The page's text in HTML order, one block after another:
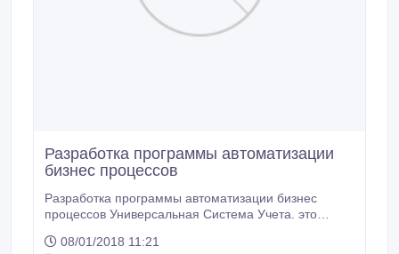
Разработка программы автоматизации
бизнес процессов
Разработка программы автоматизации бизнес
процессов Универсальная Система Учета. это
работы предприятий с любым видом деятельности
08/01/2018 11:21